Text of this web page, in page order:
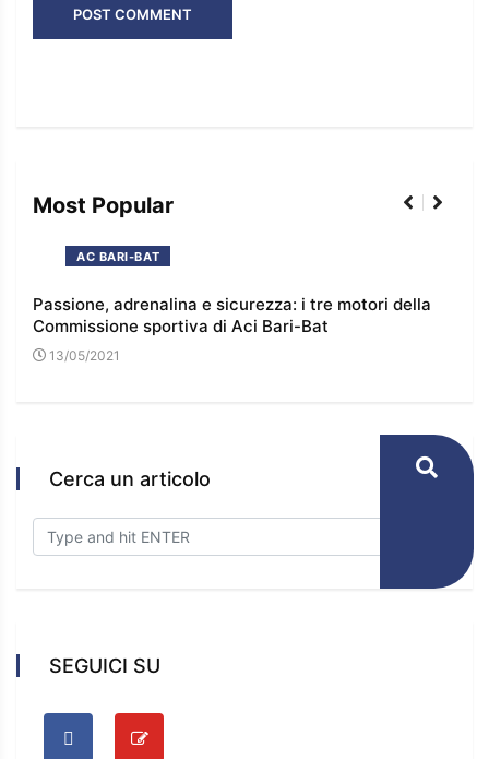
Most Popular
AC BARI-BAT
Passione, adrenalina e sicurezza: i tre motori della
Commissione sportiva di Aci Bari-Bat
13/05/2021
Cerca un articolo
SEGUICI SU